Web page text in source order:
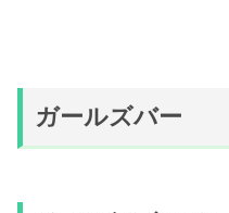
ガールズバー